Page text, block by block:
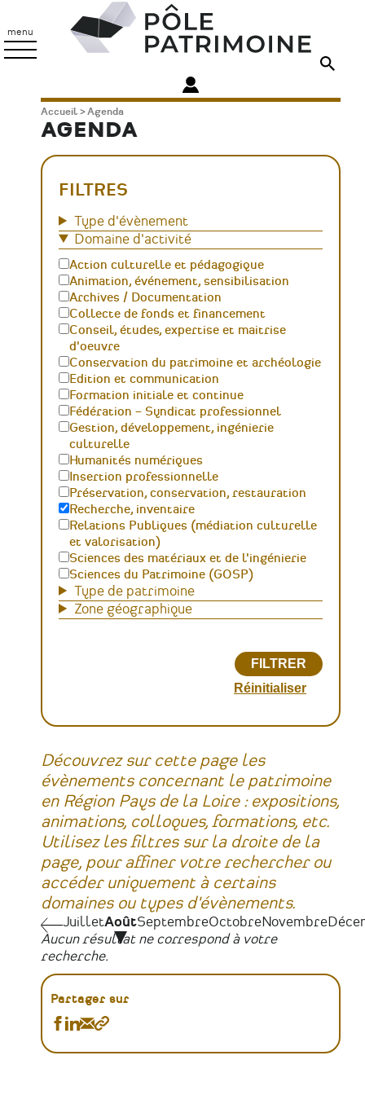
contenu
principal
menu
Patrimoine
Fil
d'Ariane
Accueil Agenda
AGENDA
Découvrez sur cette page les
évènements concernant le patrimoine
en Région Pays de la Loire : expositions,
animations, colloques, formations, etc.
Utilisez les filtres sur la droite de la
page, pour affiner votre rechercher ou
accéder uniquement à certains
domaines ou types d'évènements.
Pagination
JuilletJuilletAoûtSeptembreOctobreNovembre
Aucun résultat ne correspond à votre
recherche.
FILTRES
Type d'évènement
Domaine d'activité
Action culturelle et pédagogique
Animation, événement, sensibilisation
Archives / Documentation
Collecte de fonds et financement
Conseil, études, expertise et maitrise
d'oeuvre
Conservation du patrimoine et archéologie
Edition et communication
Formation initiale et continue
Fédération – Syndicat professionnel
Gestion, développement, ingénierie
culturelle
Humanités numériques
Insertion professionnelle
Préservation, conservation, restauration
Recherche, inventaire
Relations Publiques (médiation culturelle
et valorisation)
Sciences des matériaux et de l'ingénierie
Sciences du Patrimoine (GOSP)
Type de patrimoine
Zone géographique
Partager sur
Partager
sur
Partager
sur
Partager
parlien